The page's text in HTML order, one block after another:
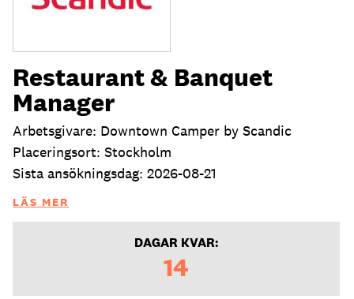
Restaurant & Banquet
Manager
Arbetsgivare: Downtown Camper by Scandic
Placeringsort: Stockholm
Sista ansökningsdag: 2026-08-21
LÄS MER
DAGAR KVAR:
14